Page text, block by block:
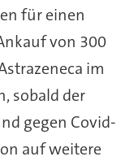
für einen
von 300
im
sobald der
gegen Covid-
auf weitere